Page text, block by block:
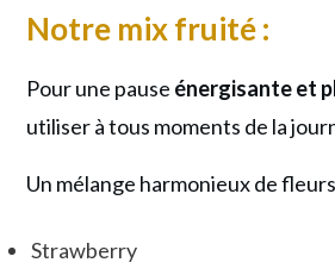
Notre mix fruité :
Pour une pause énergisante et
utiliser à tous moments de la
Un mélange harmonieux de
Strawberry